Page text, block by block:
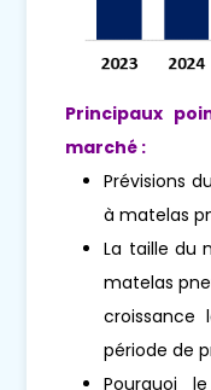
Principaux
marché :
Prévisions
à matelas
La taille du
matelas
croissance
période de
Pourquoi